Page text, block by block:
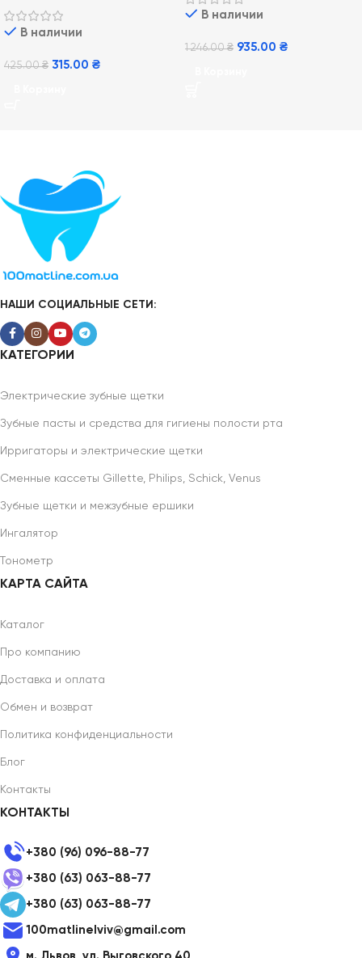
В наличии
425.00₴ 315.00 ₴
В наличии
1 246.00₴ 935.00 ₴
НАШИ СОЦИАЛЬНЫЕ СЕТИ:
КАТЕГОРИИ
Электрические зубные щетки
Зубные пасты и средства для гигиены полости рта
Ирригаторы и электрические щетки
Сменные кассеты Gillette, Philips, Schick, Venus
Зубные щетки и межзубные ершики
Ингалятор
Тонометр
КАРТА САЙТА
Каталог
Про компанию
Доставка и оплата
Обмен и возврат
Политика конфиденциальности
Блог
Контакты
КОНТАКТЫ
+380 (96) 096-88-77
+380 (63) 063-88-77
+380 (63) 063-88-77
100matlinelviv@gmail.com